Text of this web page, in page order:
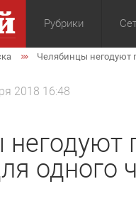
Рубрики
Общество
Челябинцы негодуют
2018 16:48
одного